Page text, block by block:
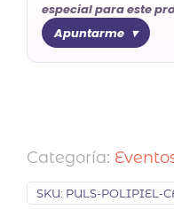
especial para este
Apuntarme
Categoría:
SKU: PULS-POLIPIEL-